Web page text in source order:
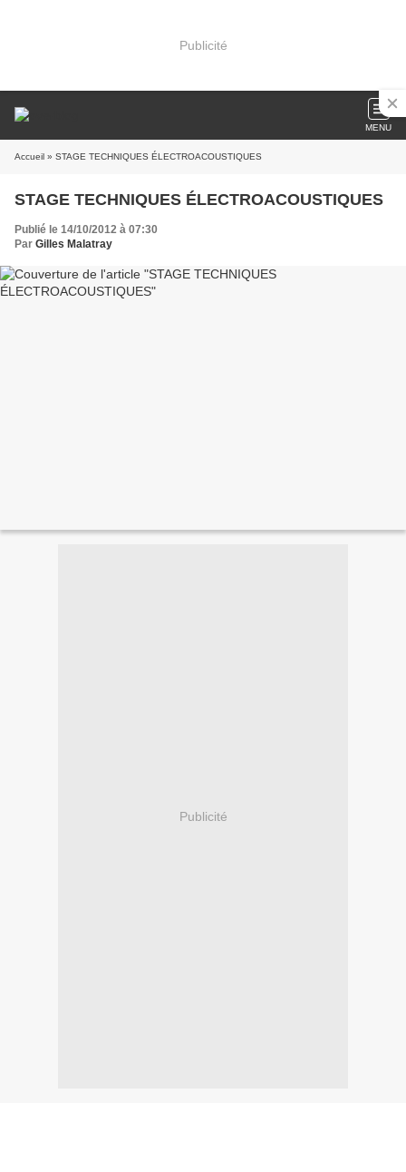
Publicité
MENU
Accueil » STAGE TECHNIQUES ÉLECTROACOUSTIQUES
STAGE TECHNIQUES ÉLECTROACOUSTIQUES
Publié le 14/10/2012 à 07:30
Par Gilles Malatray
Publicité